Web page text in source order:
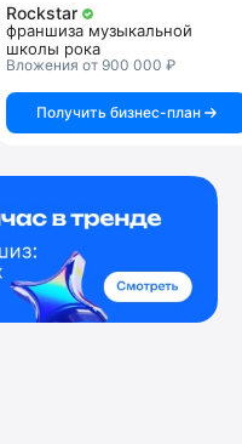
Rockstar
франшиза музыкальной
школы рока
Вложения от 900 000 ₽
Получить бизнес-план